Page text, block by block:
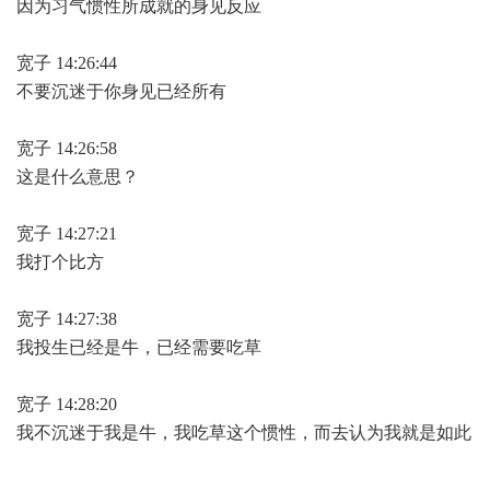
因为习气惯性所成就的身见反应
宽子 14:26:44
不要沉迷于你身见已经所有
宽子 14:26:58
这是什么意思？
宽子 14:27:21
我打个比方
宽子 14:27:38
我投生已经是牛，已经需要吃草
宽子 14:28:20
我不沉迷于我是牛，我吃草这个惯性，而去认为我就是如此